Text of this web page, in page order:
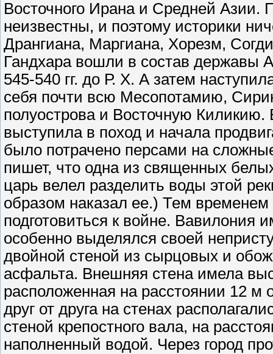
Восточного Ирана и Средней Азии.
неизвестны, и поэтому историки
Дрангиана, Маргиана, Хорезм,
Гандхара вошли в состав державы
545-540 гг. до Р. Х. А затем
себя почти всю Месопотамию,
полуострова и Восточную Киликию.
выступила в поход и начала
было потрачено персами на
пишет, что одна из священных
царь велел разделить воды этой
образом наказал ее.) Тем
подготовиться к войне. Вавилония
особенно выделялся своей
двойной стеной из сырцовых и
асфальта. Внешняя стена имела
расположенная на расстоянии 12
друг от друга на стенах
стеной крепостного вала, на
наполненный водой. Через город